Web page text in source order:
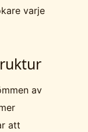
varje
av
att